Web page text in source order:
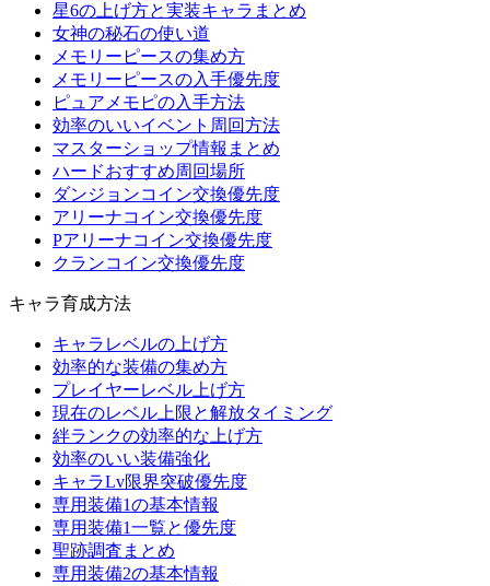
星6の上げ方と実装キャラまとめ
女神の秘石の使い道
メモリーピースの集め方
メモリーピースの入手優先度
ピュアメモピの入手方法
効率のいいイベント周回方法
マスターショップ情報まとめ
ハードおすすめ周回場所
ダンジョンコイン交換優先度
アリーナコイン交換優先度
Pアリーナコイン交換優先度
クランコイン交換優先度
キャラ育成方法
キャラレベルの上げ方
効率的な装備の集め方
プレイヤーレベル上げ方
現在のレベル上限と解放タイミング
絆ランクの効率的な上げ方
効率のいい装備強化
キャラLv限界突破優先度
専用装備1の基本情報
専用装備1一覧と優先度
聖跡調査まとめ
専用装備2の基本情報